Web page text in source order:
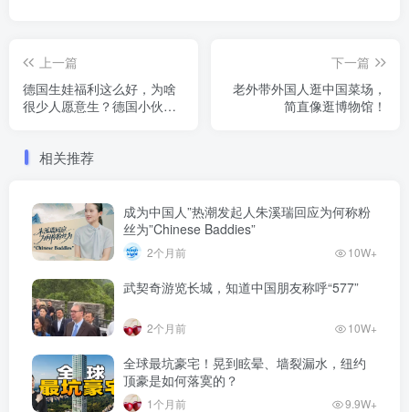
上一篇
德国生娃福利这么好，为啥
很少人愿意生？德国小伙透
下一篇
老外带外国人逛中国菜场，
简直像逛博物馆！
相关推荐
成为中国人”热潮发起人朱溪瑞回应为何称粉
丝为”Chinese Baddies”
2个月前 10W+
武契奇游览长城，知道中国朋友称呼“577”
2个月前 10W+
全球最坑豪宅！晃到眩晕、墙裂漏水，纽约
顶豪是如何落寞的？
1个月前 9.9W+